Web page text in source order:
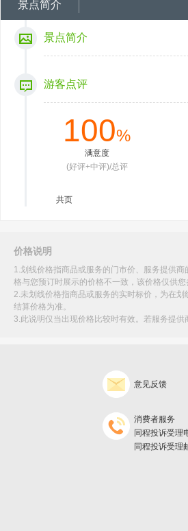
景点简介
景点简介
游客点评
100%
满意度
(好评+中评)/总评
共页
价格说明
1.划线价格指商品或服务的门市价、服务提供
格与您预订时展示的价格不一致，该价格仅供您
2.未划线价格指商品或服务的实时标价，为在
结算价格为准。
3.此说明仅当出现价格比较时有效。若服务提
意见反馈
消费者服务
同程投诉受理
同程投诉受理